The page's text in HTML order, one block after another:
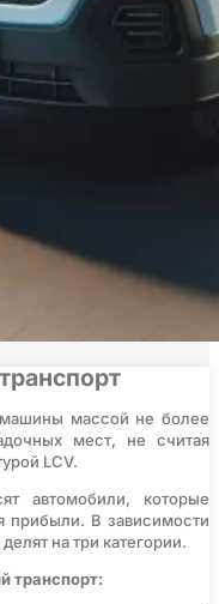
массой не более
мест, не считая
LCV.
автомобили, которые
прибыли. В зависимости
на три категории.
транспорт: